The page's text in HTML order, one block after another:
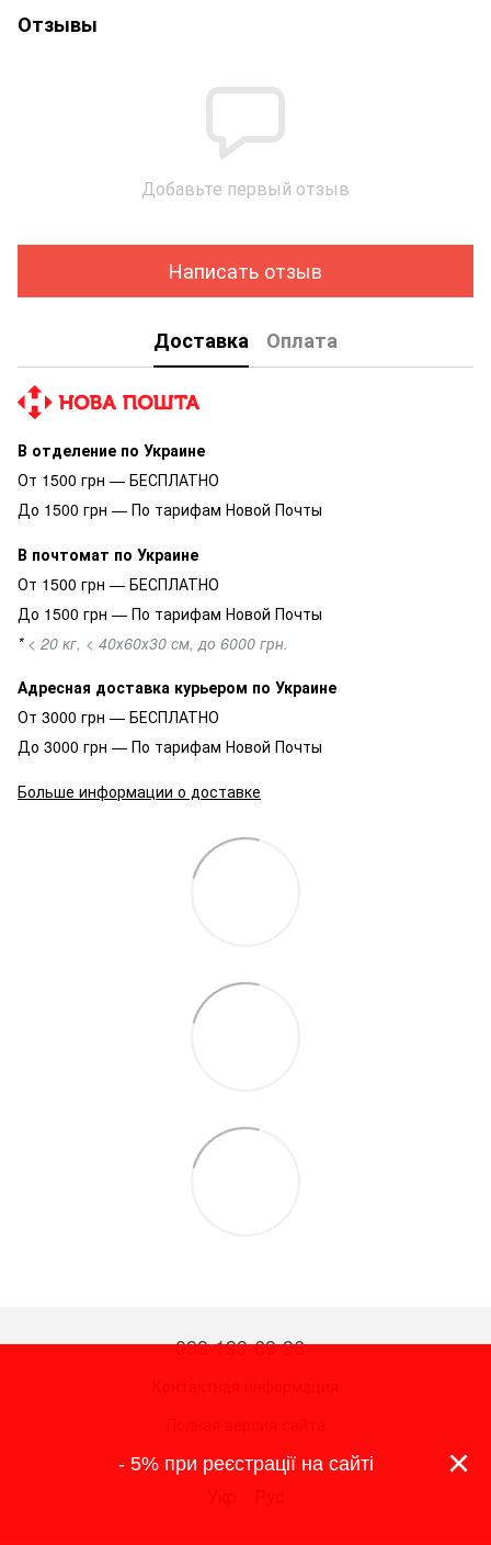
Отзывы
Добавьте первый отзыв
Написать отзыв
Доставка Оплата
В отделение по Украине
От 1500 грн — БЕСПЛАТНО
До 1500 грн — По тарифам Новой Почты
В почтомат по Украине
От 1500 грн — БЕСПЛАТНО
До 1500 грн — По тарифам Новой Почты
* < 20 кг, < 40х60х30 см, до 6000 грн.
Адресная доставка курьером по Украине
От 3000 грн — БЕСПЛАТНО
До 3000 грн — По тарифам Новой Почты
Больше информации о доставке
093-193-69-96
© 2026
×
- 5% при реєстрації на сайті